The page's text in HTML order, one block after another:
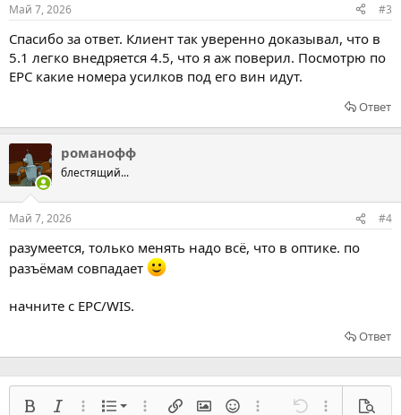
Май 7, 2026 #3
Спасибо за ответ. Клиент так уверенно доказывал, что в
5.1 легко внедряется 4.5, что я аж поверил. Посмотрю по
EPC какие номера усилков под его вин идут.
Ответ
романофф
блестящий...
Май 7, 2026 #4
разумеется, только менять надо всё, что в оптике. по
разъёмам совпадает
начните с EPC/WIS.
Ответ
Нумерованный список